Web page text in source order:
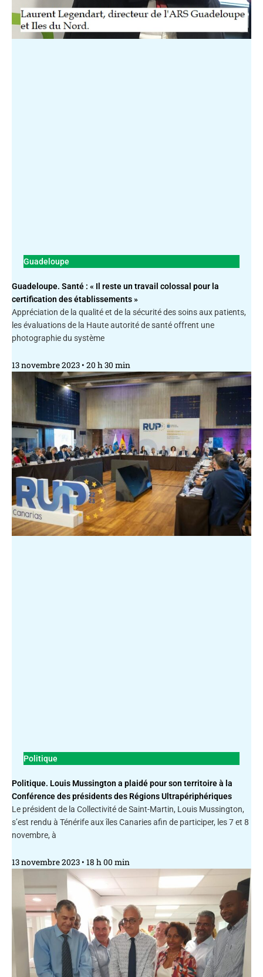
Guadeloupe
Guadeloupe. Santé : « Il reste un travail colossal pour la
certification des établissements »
Appréciation de la qualité et de la sécurité des soins aux patients,
les évaluations de la Haute autorité de santé offrent une
photographie du système
13 novembre 2023 20 h 30 min
Politique
Politique. Louis Mussington a plaidé pour son territoire à la
Conférence des présidents des Régions Ultrapériphériques
Le président de la Collectivité de Saint-Martin, Louis Mussington,
s’est rendu à Ténérife aux îles Canaries afin de participer, les 7 et 8
novembre, à
13 novembre 2023 18 h 00 min